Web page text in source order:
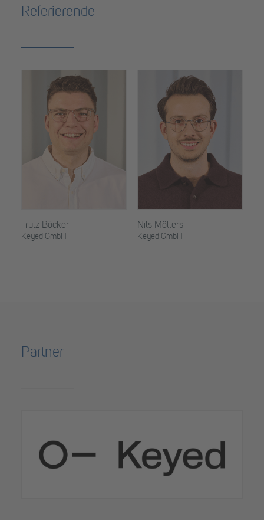
Referierende
Trutz Böcker
Keyed GmbH
Nils Möllers
Keyed GmbH
Partner